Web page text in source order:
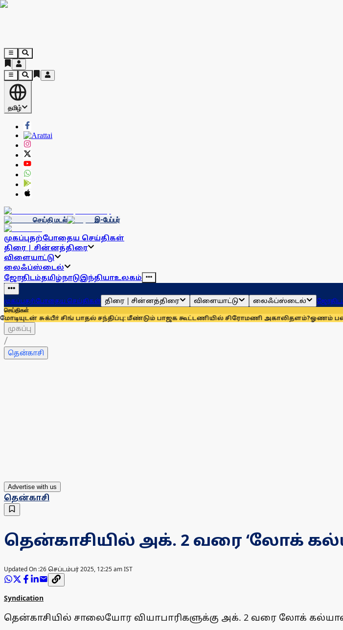
தமிழ்
செய்தி மடல் இ-பேப்பர்
முகப்புதற்போதைய செய்திகள்
திரை | சின்னத்திரை
விளையாட்டு
லைஃப்ஸ்டைல்
ஜோதிடம்தமிழ்நாடுஇந்தியாஉலகம்
முகப்புதற்போதைய செய்திகள் திரை | சின்னத்திரை விளையாட்டு லைஃப்ஸ்டைல்
செய்திகள்
சுக்பீா் சிங் பாதல் சந்திப்பு: மீண்டும் பாஜக கூட்டணியில் சிரோமணி அகாலிதளம்?ஓணம் பண்டிகைக்கு
முகப்பு
/
தென்காசி
Advertise with us
தென்காசி
தென்காசியில் அக். 2 வரை ‘லோக்
Updated On :26 செப்டம்பர் 2025, 12:25 am IST
Syndication
தென்காசியில் சாலையோர வியாபாரிகளுக்கு அக். 2 வரை லோக் கல்யாண்